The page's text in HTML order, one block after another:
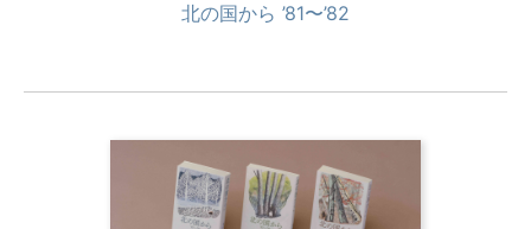
北の国から ’81〜’82